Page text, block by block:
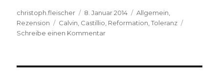
Autor
christoph.fleischer
Veröffentlicht
am
8. Januar 2014 Kategorien
Allgemein
Rezension
Schlagwörter
Calvin Castillio Reformation ,Toleranz
Schreibe einen Kommentarzu